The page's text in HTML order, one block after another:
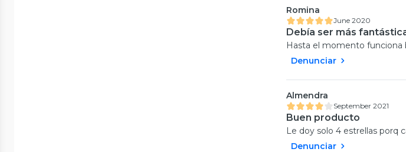
Romina
June 2020
Debía ser más
Hasta el momento funciona
Denunciar
Almendra
September 2021
Buen producto
Le doy solo 4 estrellas porq
Denunciar